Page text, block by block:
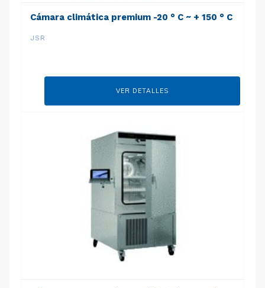
Cámara climática premium -20 ° C ~ + 150 ° C
JSR
VER DETALLES